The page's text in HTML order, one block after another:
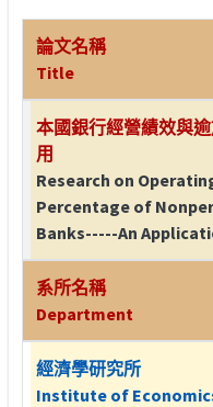
論文名稱
Title
本國銀行經營績效與
用
Research on
Percentage of
Banks-----An
系所名稱
Department
經濟學研究所
Institute of